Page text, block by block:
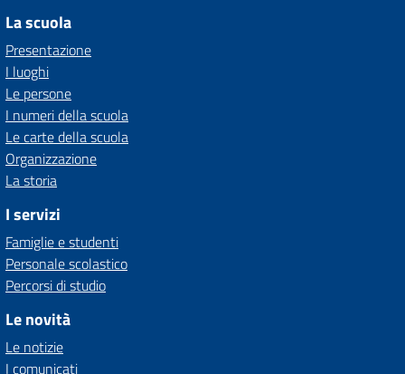
La scuola
Presentazione
I luoghi
Le persone
I numeri della scuola
Le carte della scuola
Organizzazione
La storia
I servizi
Famiglie e studenti
Personale scolastico
Percorsi di studio
Le novità
Le notizie
I comunicati